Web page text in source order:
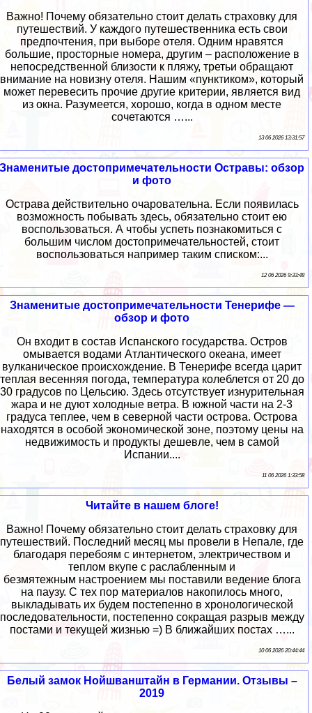
Важно! Почему обязательно стоит делать страховку для
путешествий. У каждого путешественника есть свои
предпочтения, при выборе отеля. Одним нравятся
большие, просторные номера, другим – расположение в
непосредственной близости к пляжу, третьи обращают
внимание на новизну отеля. Нашим «пунктиком», который
может перевесить прочие другие критерии, является вид
из окна. Разумеется, хорошо, когда в одном месте
сочетаются …...
13 06 2026 13:31:57
Знаменитые достопримечательности Остравы: обзор
и фото
Острава действительно очаровательна. Если появилась
возможность побывать здесь, обязательно стоит ею
воспользоваться. А чтобы успеть познакомиться с
большим числом достопримечательностей, стоит
воспользоваться например таким списком:...
12 06 2026 9:33:48
Знаменитые достопримечательности Тенерифе —
обзор и фото
Он входит в состав Испанского государства. Остров
омывается водами Атлантического океана, имеет
вулканическое происхождение. В Тенерифе всегда царит
теплая весенняя погода, температура колеблется от 20 до
30 градусов по Цельсию. Здесь отсутствует изнурительная
жара и не дуют холодные ветра. В южной части на 2-3
градуса теплее, чем в северной части острова. Острова
находятся в особой экономической зоне, поэтому цены на
недвижимость и продукты дешевле, чем в самой
Испании....
11 06 2026 1:33:58
Читайте в нашем блоге!
Важно! Почему обязательно стоит делать страховку для
путешествий. Последний месяц мы провели в Непале, где
благодаря перебоям с интернетом, электричеством и
теплом вкупе с раслабленным и
безмятежным настроением мы поставили ведение блога
на паузу. С тех пор материалов накопилось много,
выкладывать их будем постепенно в хронологической
последовательности, постепенно сокращая разрыв между
постами и текущей жизнью =) В ближайших постах …...
10 06 2026 20:44:44
Белый замок Нойшванштайн в Германии. Отзывы –
2019